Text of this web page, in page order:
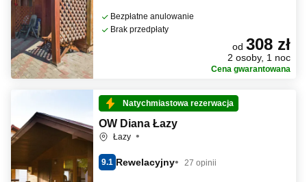
Bezpłatne anulowanie
Brak przedpłaty
od 308 zł
2 osoby, 1 noc
Cena gwarantowana
Natychmiastowa rezerwacja
OW Diana Łazy
Łazy
9.1 Rewelacyjny 27 opinii